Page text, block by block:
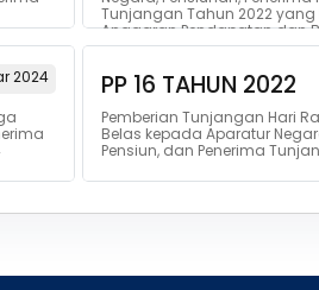
Tunjangan Tahun 2022 yang
Anggaran Pendapatan dan
2024
PP 16 TAHUN 2022
Pemberian Tunjangan Hari
Belas kepada Aparatur
Pensiun, dan Penerima